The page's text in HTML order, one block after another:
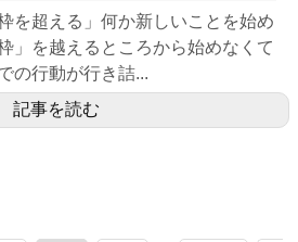
を超える」何か新しいことを始め
」を越えるところから始めなくて
の行動が行き詰...
記事を読む